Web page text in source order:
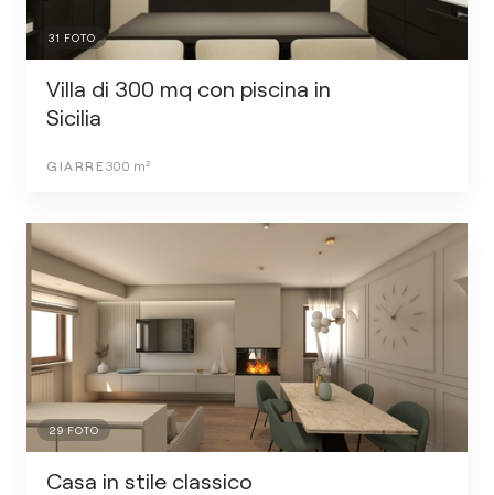
31 FOTO
Villa di 300 mq con piscina in
Sicilia
GIARRE 300 m²
29FOTO
Casa in stile classico